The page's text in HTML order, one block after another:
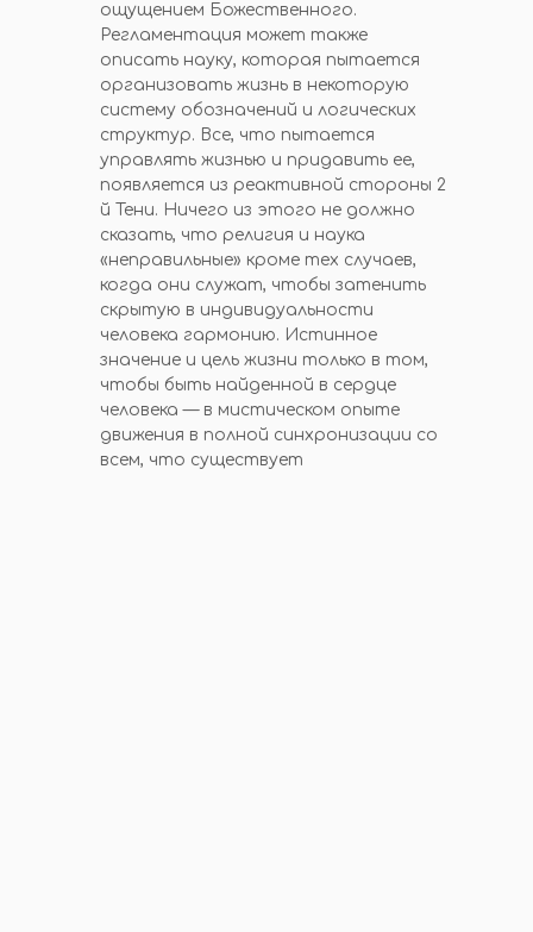
ощущением Божественного.
Регламентация может также
описать науку, которая пытается
организовать жизнь в некоторую
систему обозначений и логических
структур. Все, что пытается
управлять жизнью и придавить ее,
появляется из реактивной стороны 2
й Тени. Ничего из этого не должно
сказать, что религия и наука
«неправильные» кроме тех случаев,
когда они служат, чтобы затенить
скрытую в индивидуальности
человека гармонию. Истинное
значение и цель жизни только в том,
чтобы быть найденной в сердце
человека — в мистическом опыте
движения в полной синхронизации со
всем, что существует